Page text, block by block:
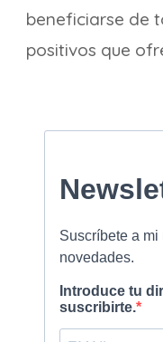
beneficiarse de
positivos que